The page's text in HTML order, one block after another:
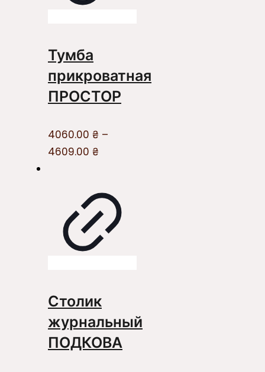
Тумба
прикроватная
ПРОСТОР
4060.00 ₴ –
4609.00 ₴
Столик
журнальный
ПОДКОВА